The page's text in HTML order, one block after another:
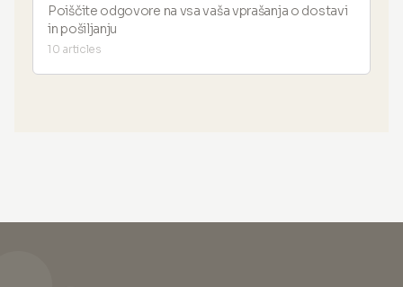
Poiščite odgovore na vsa vaša vprašanja o dostavi
in pošiljanju
10 articles